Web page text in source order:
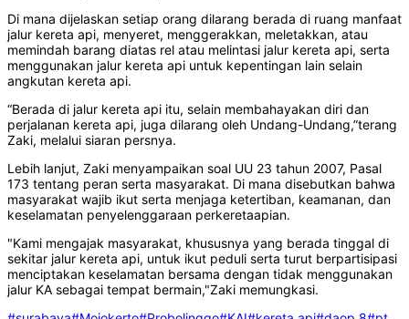
Di mana dijelaskan setiap orang dilarang berada di ruang manfaat
jalur kereta api, menyeret, menggerakkan, meletakkan, atau
memindah barang diatas rel atau melintasi jalur kereta api, serta
menggunakan jalur kereta api untuk kepentingan lain selain
angkutan kereta api.
“Berada di jalur kereta api itu, selain membahayakan diri dan
perjalanan kereta api, juga dilarang oleh Undang-Undang,”terang
Zaki, melalui siaran persnya.
Lebih lanjut, Zaki menyampaikan soal UU 23 tahun 2007, Pasal
173 tentang peran serta masyarakat. Di mana disebutkan bahwa
masyarakat wajib ikut serta menjaga ketertiban, keamanan, dan
keselamatan penyelenggaraan perkeretaapian.
"Kami mengajak masyarakat, khususnya yang berada tinggal di
sekitar jalur kereta api, untuk ikut peduli serta turut berpartisipasi
menciptakan keselamatan bersama dengan tidak menggunakan
jalur KA sebagai tempat bermain,"Zaki memungkasi.